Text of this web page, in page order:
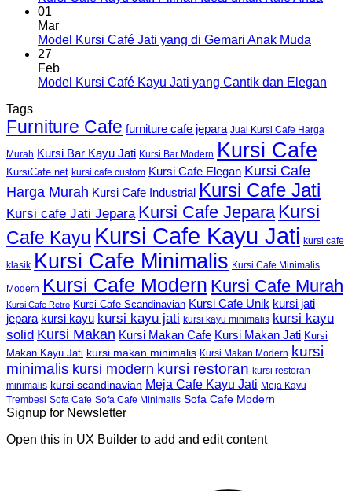
01
Mar
Model Kursi Café Jati yang di Gemari Anak Muda
27
Feb
Model Kursi Café Kayu Jati yang Cantik dan Elegan
Tags
Furniture Cafe furniture cafe jepara Jual Kursi Cafe Harga
Murah Kursi Bar Kayu Jati Kursi Bar Modern Kursi Cafe
KursiCafe.net kursi cafe custom Kursi Cafe Elegan Kursi Cafe
Harga Murah Kursi Cafe Industrial Kursi Cafe Jati
Kursi cafe Jati Jepara Kursi Cafe Jepara Kursi
Cafe Kayu Kursi Cafe Kayu Jati kursi cafe
klasik Kursi Cafe Minimalis Kursi Cafe Minimalis
Modern Kursi Cafe Modern Kursi Cafe Murah
Kursi Cafe Retro Kursi Cafe Scandinavian Kursi Cafe Unik kursi jati
jepara kursi kayu kursi kayu jati kursi kayu minimalis kursi kayu
solid Kursi Makan Kursi Makan Cafe Kursi Makan Jati Kursi
Makan Kayu Jati kursi makan minimalis Kursi Makan Modern
kursi
minimalis kursi modern kursi restoran kursi restoran
minimalis kursi scandinavian Meja Cafe Kayu Jati Meja Kayu
Trembesi Sofa Cafe Sofa Cafe Minimalis Sofa Cafe Modern
Signup for Newsletter
Open this in UX Builder to add and edit content